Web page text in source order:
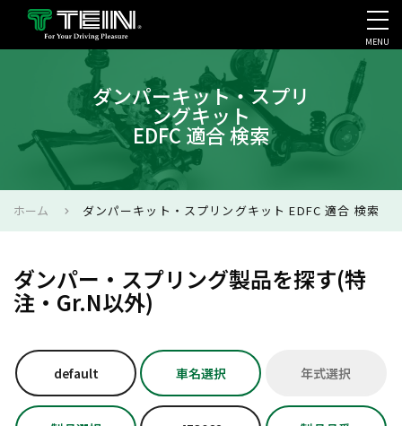
会社案内・採用・IR
MENU
ダンパーキット・スプリ
ングキット
EDFC 適合 検索
ホーム ダンパーキット・スプリングキット EDFC 適合 検索
ダンパー・スプリング製品を探す(特
注・Gr.N以外)
default 車名選択 年式選択